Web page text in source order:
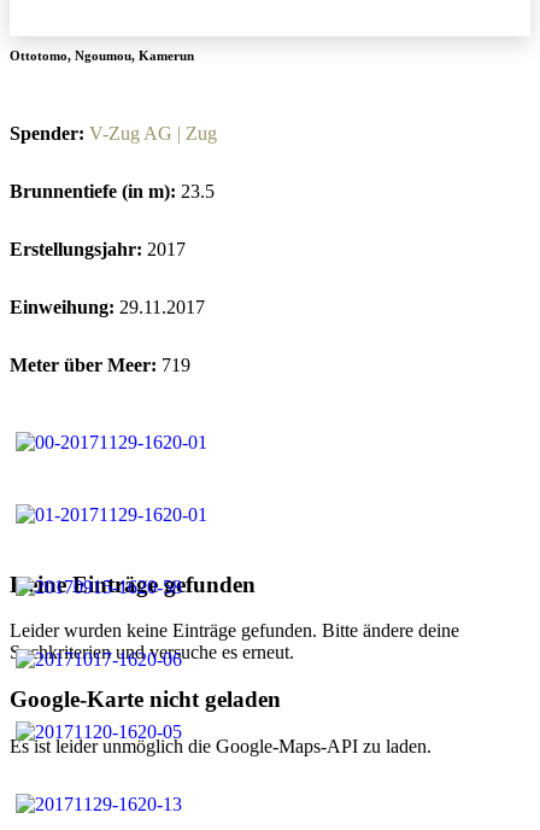
Keine Einträge gefunden
Leider wurden keine Einträge gefunden. Bitte ändere deine
Suchkriterien und versuche es erneut.
Google-Karte nicht geladen
Es ist leider unmöglich die Google-Maps-API zu laden.
Ottotomo, Ngoumou, Kamerun
Spender: V-Zug AG | Zug
Brunnentiefe (in m): 23.5
Erstellungsjahr: 2017
Einweihung: 29.11.2017
Meter über Meer: 719